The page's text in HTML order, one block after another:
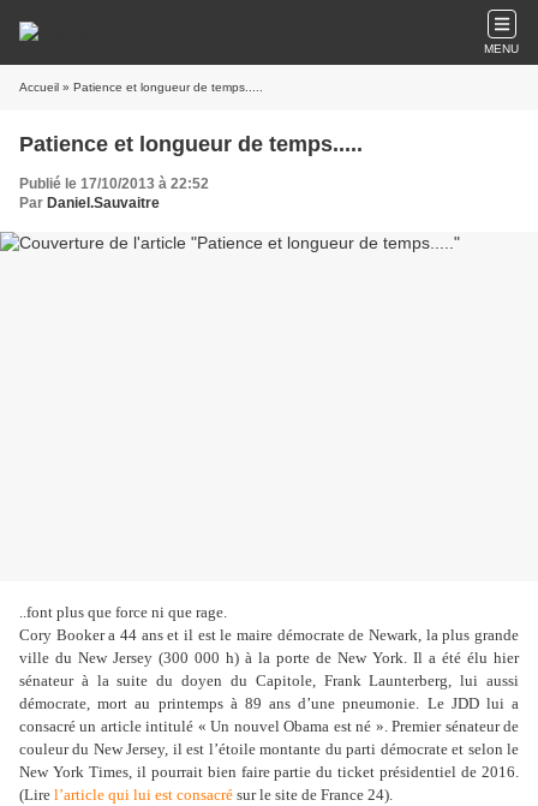
MENU
Accueil » Patience et longueur de temps.....
Patience et longueur de temps.....
Publié le 17/10/2013 à 22:52
Par Daniel.Sauvaitre
..font plus que force ni que rage.
Cory Booker a 44 ans et il est le maire démocrate de Newark, la plus grande
ville du New Jersey (300 000 h) à la porte de New York. Il a été élu hier
sénateur à la suite du doyen du Capitole, Frank Launterberg, lui aussi
démocrate, mort au printemps à 89 ans d’une pneumonie. Le JDD lui a
consacré un article intitulé « Un nouvel Obama est né ». Premier sénateur de
couleur du New Jersey, il est l’étoile montante du parti démocrate et selon le
New York Times, il pourrait bien faire partie du ticket présidentiel de 2016.
(Lire l’article qui lui est consacré sur le site de France 24).